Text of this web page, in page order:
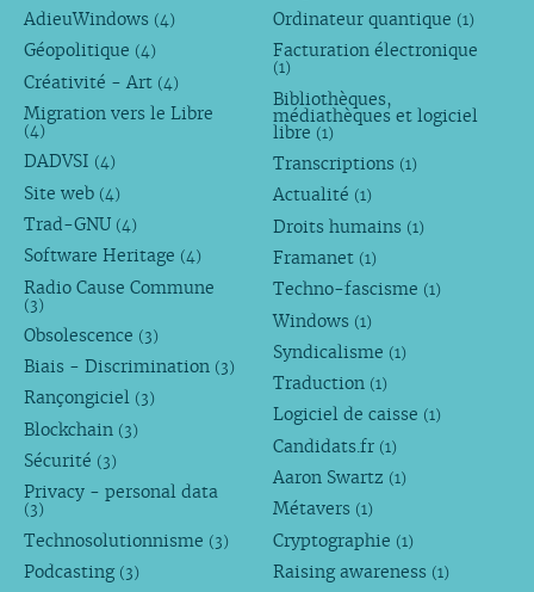
AdieuWindows (4)
Géopolitique (4)
Créativité - Art (4)
Migration vers le Libre
(4)
DADVSI (4)
Site web (4)
Trad-GNU (4)
Software Heritage (4)
Radio Cause Commune
(3)
Obsolescence (3)
Biais - Discrimination (3)
Rançongiciel (3)
Blockchain (3)
Sécurité (3)
Privacy - personal data
(3)
Technosolutionnisme (3)
Podcasting (3)
Ordinateur quantique (1)
Facturation électronique
(1)
Bibliothèques,
médiathèques et logiciel
libre (1)
Transcriptions (1)
Actualité (1)
Droits humains (1)
Framanet (1)
Techno-fascisme (1)
Windows (1)
Syndicalisme (1)
Traduction (1)
Logiciel de caisse (1)
Candidats.fr (1)
Aaron Swartz (1)
Métavers (1)
Cryptographie (1)
Raising awareness (1)